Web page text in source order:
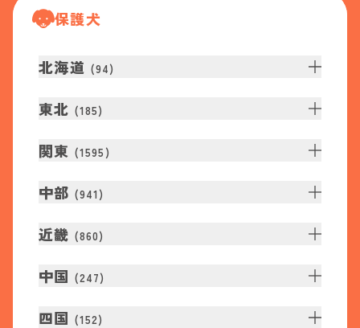
保護犬
北海道 (94)
東北 (185)
関東 (1595 )
中部 (941 )
近畿 (860)
中国 (247)
四国 (152)